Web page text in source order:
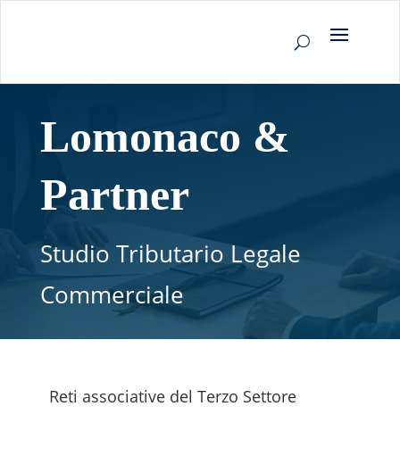
Lomonaco &
Partner
Studio Tributario Legale
Commerciale
Reti associative del Terzo Settore